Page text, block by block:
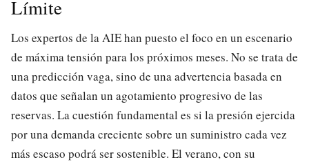
Límite
Los expertos de la AIE han puesto el foco en un escenario
de máxima tensión para los próximos meses. No se trata de
una predicción vaga, sino de una advertencia basada en
datos que señalan un agotamiento progresivo de las
reservas. La cuestión fundamental es si la presión ejercida
por una demanda creciente sobre un suministro cada vez
más escaso podrá ser sostenible. El verano, con su